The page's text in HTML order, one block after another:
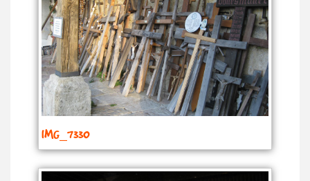
IMG_7330